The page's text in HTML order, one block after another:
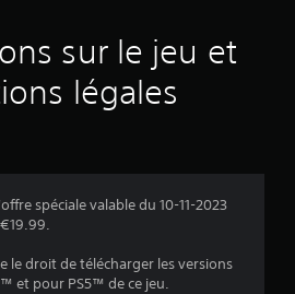
a
sur le jeu et
légales
spéciale valable du 10-11-2023
le droit de télécharger les versions
et pour PS5™ de ce jeu.